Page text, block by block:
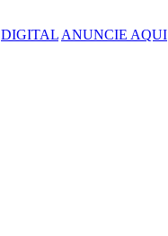
DIGITAL ANUNCIE AQUI